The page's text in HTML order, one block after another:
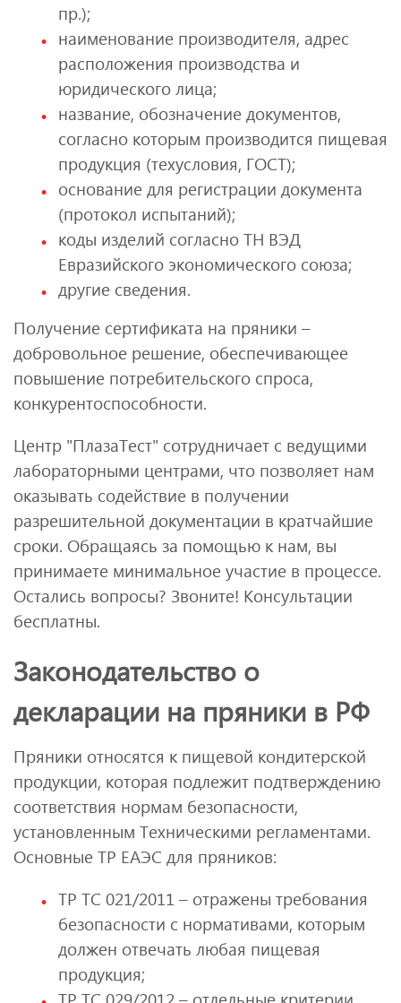
пр.);
наименование производителя, адрес
расположения производства и
юридического лица;
название, обозначение документов,
согласно которым производится пищевая
продукция (техусловия, ГОСТ);
основание для регистрации документа
(протокол испытаний);
коды изделий согласно ТН ВЭД
Евразийского экономического союза;
другие сведения.
Получение сертификата на пряники –
добровольное решение, обеспечивающее
повышение потребительского спроса,
конкурентоспособности.
Центр "ПлазаТест" сотрудничает с ведущими
лабораторными центрами, что позволяет нам
оказывать содействие в получении
разрешительной документации в кратчайшие
сроки. Обращаясь за помощью к нам, вы
принимаете минимальное участие в процессе.
Остались вопросы? Звоните! Консультации
бесплатны.
Законодательство о
декларации на пряники в РФ
Пряники относятся к пищевой кондитерской
продукции, которая подлежит подтверждению
соответствия нормам безопасности,
установленным Техническими регламентами.
Основные ТР ЕАЭС для пряников:
ТР ТС 021/2011 – отражены требования
безопасности с нормативами, которым
должен отвечать любая пищевая
продукция;